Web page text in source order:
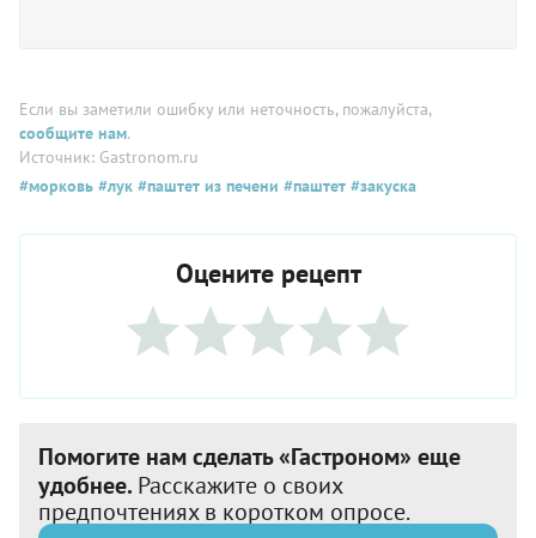
Если вы заметили ошибку или неточность, пожалуйста,
сообщите нам.
Источник: Gastronom.ru
#морковь #лук #паштет из печени #паштет #закуска
Оцените рецепт
Помогите нам сделать «Гастроном» еще
удобнее. Расскажите о своих
предпочтениях в коротком опросе.